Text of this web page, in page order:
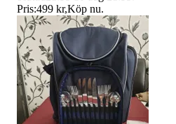
Pris:499 kr,Köp nu.